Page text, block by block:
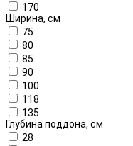
170
Ширина, см
75
80
85
90
100
118
135
Глубина поддона, см
28